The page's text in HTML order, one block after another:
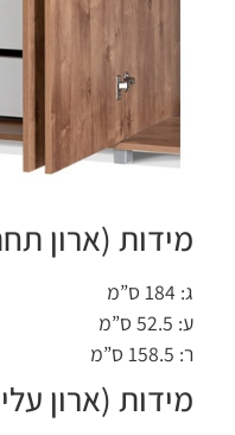
(ארון תחתון):
(ארון עליון):